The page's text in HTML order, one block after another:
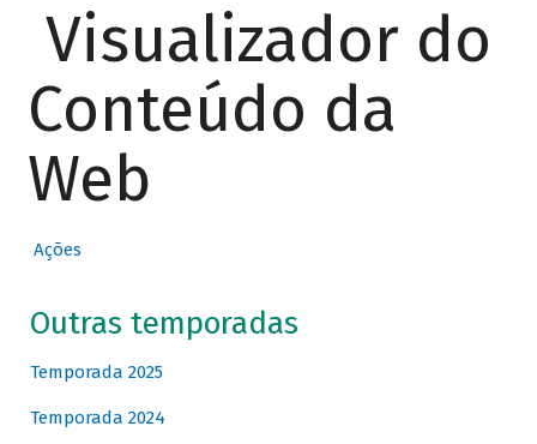
Visualizador do
Conteúdo da
Web
Ações
Outras temporadas
Temporada 2025
Temporada 2024